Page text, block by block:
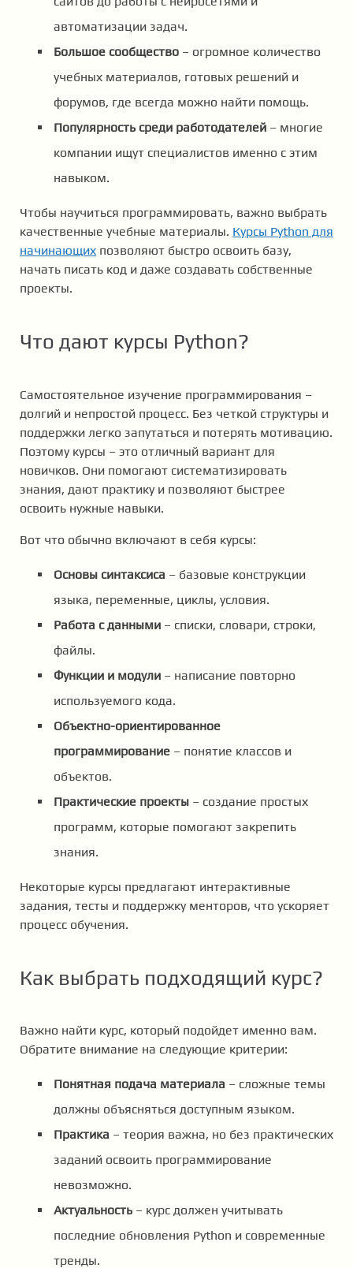
автоматизации задач.
Большое сообщество – огромное количество
учебных материалов, готовых решений и
форумов, где всегда можно найти помощь.
Популярность среди работодателей – многие
компании ищут специалистов именно с этим
навыком.
Чтобы научиться программировать, важно выбрать
качественные учебные материалы. Курсы Python для
начинающих позволяют быстро освоить базу,
начать писать код и даже создавать собственные
проекты.
Что дают курсы Python?
Самостоятельное изучение программирования –
долгий и непростой процесс. Без четкой структуры и
поддержки легко запутаться и потерять мотивацию.
Поэтому курсы – это отличный вариант для
новичков. Они помогают систематизировать
знания, дают практику и позволяют быстрее
освоить нужные навыки.
Вот что обычно включают в себя курсы:
Основы синтаксиса – базовые конструкции
языка, переменные, циклы, условия.
Работа с данными – списки, словари, строки,
файлы.
Функции и модули – написание повторно
используемого кода.
Объектно-ориентированное
программирование – понятие классов и
объектов.
Практические проекты – создание простых
программ, которые помогают закрепить
знания.
Некоторые курсы предлагают интерактивные
задания, тесты и поддержку менторов, что ускоряет
процесс обучения.
Как выбрать подходящий курс?
Важно найти курс, который подойдет именно вам.
Обратите внимание на следующие критерии:
Понятная подача материала – сложные темы
должны объясняться доступным языком.
Практика – теория важна, но без практических
заданий освоить программирование
невозможно.
Актуальность – курс должен учитывать
последние обновления Python и современные
тренды.